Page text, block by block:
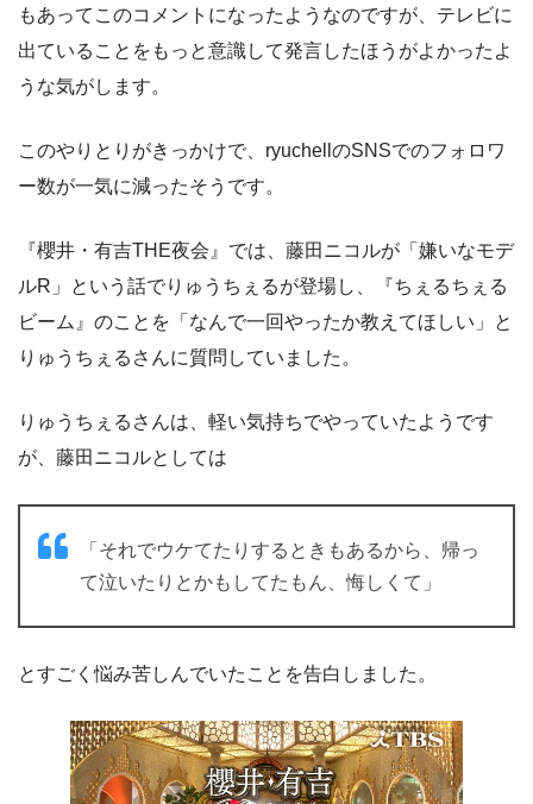
もあってこのコメントになったようなのですが、テレビに
出ていることをもっと意識して発言したほうがよかったよ
うな気がします。
このやりとりがきっかけで、ryuchellのSNSでのフォロワ
ー数が一気に減ったそうです。
『櫻井・有吉THE夜会』では、藤田ニコルが「嫌いなモデ
ルR」という話でりゅうちぇるが登場し、『ちぇるちぇる
ビーム』のことを「なんで一回やったか教えてほしい」と
りゅうちぇるさんに質問していました。
りゅうちぇるさんは、軽い気持ちでやっていたようです
が、藤田ニコルとしては
「それでウケてたりするときもあるから、帰っ
て泣いたりとかもしてたもん、悔しくて」
とすごく悩み苦しんでいたことを告白しました。